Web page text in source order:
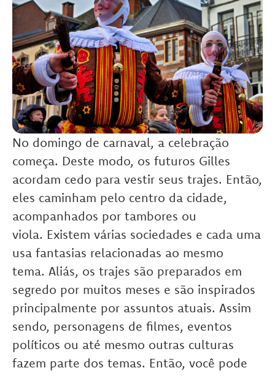
No domingo de carnaval, a celebração
começa. Deste modo, os futuros Gilles
acordam cedo para vestir seus trajes. Então,
eles caminham pelo centro da cidade,
acompanhados por tambores ou
viola. Existem várias sociedades e cada uma
usa fantasias relacionadas ao mesmo
tema. Aliás, os trajes são preparados em
segredo por muitos meses e são inspirados
principalmente por assuntos atuais. Assim
sendo, personagens de filmes, eventos
políticos ou até mesmo outras culturas
fazem parte dos temas. Então, você pode